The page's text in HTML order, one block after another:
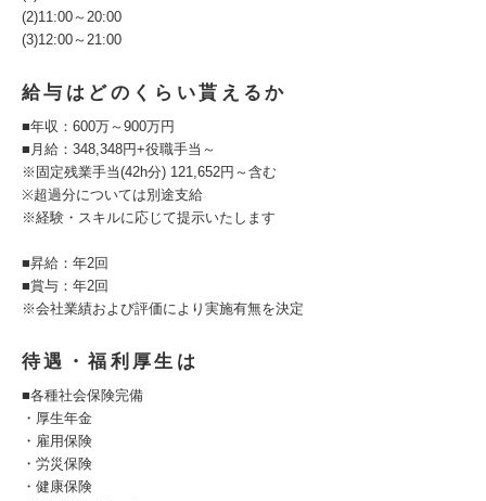
(2)11:00～20:00
(3)12:00～21:00
給与はどのくらい貰えるか
■年収：600万～900万円
■月給：348,348円+役職手当～
※固定残業手当(42h分) 121,652円～含む
※超過分については別途支給
※経験・スキルに応じて提示いたします
■昇給：年2回
■賞与：年2回
※会社業績および評価により実施有無を決定
待遇・福利厚生は
■各種社会保険完備
・厚生年金
・雇用保険
・労災保険
・健康保険